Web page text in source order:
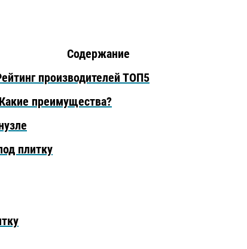
Содержание
производителей ТОП5
преимущества?
плитку